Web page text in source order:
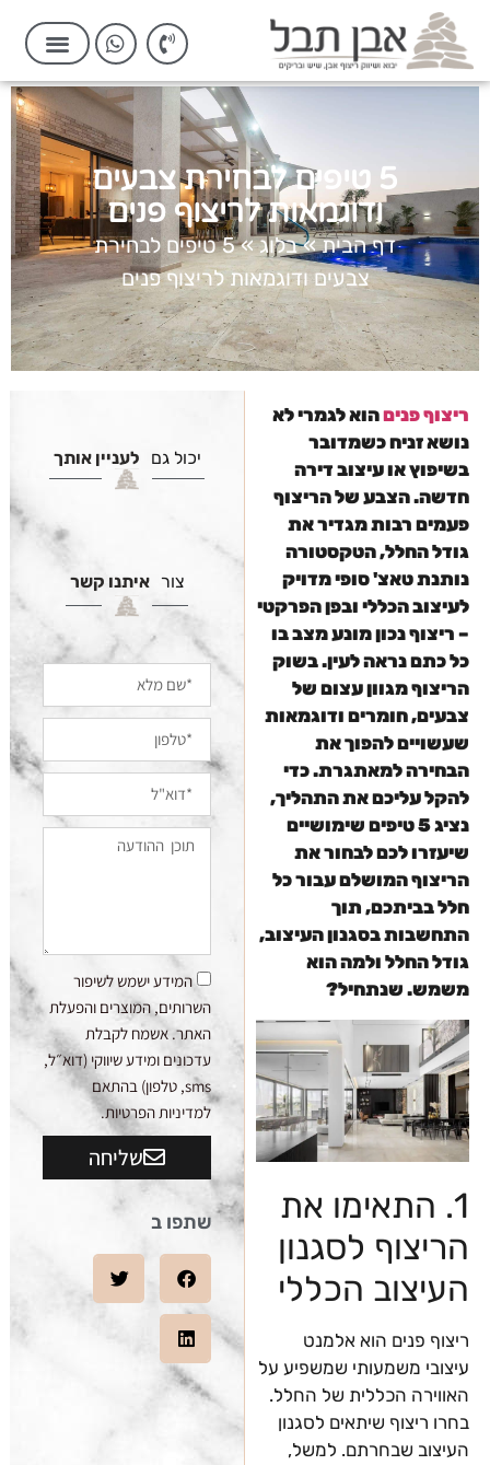
5 טיפים לבחירת צבעים
ודוגמאות לריצוף פנים
דף הבית»בלוג» 5 טיפים לבחירת
צבעים ודוגמאות לריצוף פנים
ריצוף פניםהוא לגמרי לא
נושא זניח כשמדובר
בשיפוץ או עיצוב דירה
חדשה. הצבע של הריצוף
פעמים רבות מגדיר את
גודל החלל, הטקסטורה
נותנת טאצ' סופי מדויק
לעיצוב הכללי ובפן הפרקטי
– ריצוף נכון מונע מצב בו
כל כתם נראה לעין. בשוק
הריצוף מגוון עצום של
צבעים, חומרים ודוגמאות
שעשויים להפוך את
הבחירה למאתגרת. כדי
להקל עליכם את התהליך,
נציג 5 טיפים שימושיים
שיעזרו לכם לבחור את
הריצוף המושלם עבור כל
חלל בביתכם, תוך
התחשבות בסגנון העיצוב,
גודל החלל ולמה הוא
משמש. שנתחיל?
1. התאימו את
הריצוף לסגנון
העיצוב הכללי
ריצוף פנים הוא אלמנט
עיצובי משמעותי שמשפיע על
האווירה הכללית של החלל.
בחרו ריצוף שיתאים לסגנון
העיצוב שבחרתם. למשל,
יכול גם לעניין אותך
צור איתנו קשר
המידע ישמש לשיפור
השרותים, המוצרים והפעלת
האתר. אשמח לקבלת
עדכונים ומידע שיווקי (דוא״ל,
sms, טלפון) בהתאם
למדיניות הפרטיות.
שליחה
שתפו ב